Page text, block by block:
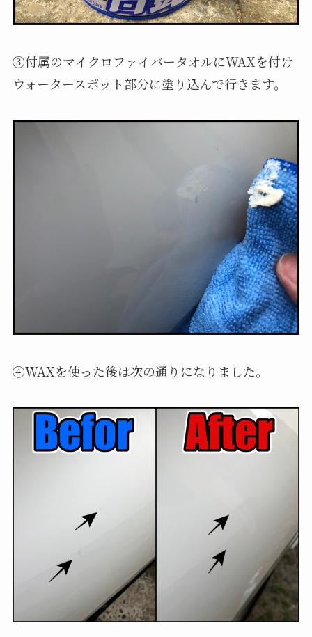
③付属のマイクロファイバータオルにWAXを付け
ウォータースポット部分に塗り込んで行きます。
④WAXを使った後は次の通りになりました。